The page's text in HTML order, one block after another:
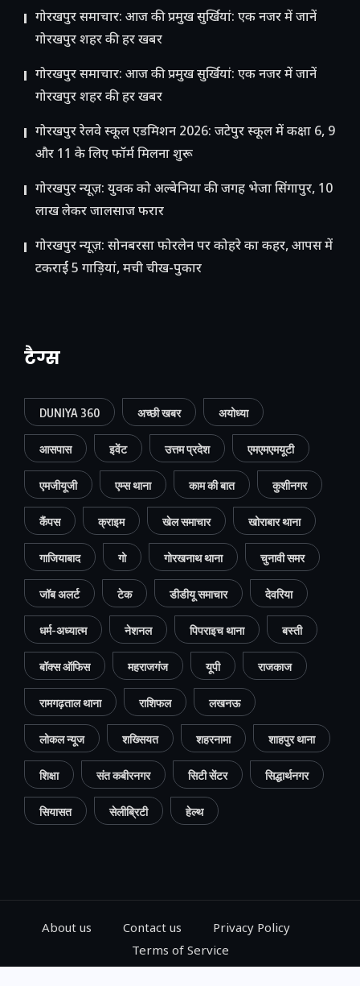
गोरखपुर समाचार: आज की प्रमुख सुर्खियां: एक नजर में जानें
गोरखपुर शहर की हर खबर
गोरखपुर समाचार: आज की प्रमुख सुर्खियां: एक नजर में जानें
गोरखपुर शहर की हर खबर
गोरखपुर रेलवे स्कूल एडमिशन 2026: जटेपुर स्कूल में कक्षा 6, 9
और 11 के लिए फॉर्म मिलना शुरू
गोरखपुर न्यूज़: युवक को अल्बेनिया की जगह भेजा सिंगापुर, 10
लाख लेकर जालसाज फरार
गोरखपुर न्यूज़: सोनबरसा फोरलेन पर कोहरे का कहर, आपस में
टकराईं 5 गाड़ियां, मची चीख-पुकार
टैग्स
DUNIYA 360 अच्छी खबर अयोध्या
आसपास इवेंट उत्तम प्रदेश एमएमएमयूटी
एमजीयूजी एम्स थाना काम की बात कुशीनगर
कैंपस क्राइम खेल समाचार खोराबार थाना
गाजियाबाद गो गोरखनाथ थाना चुनावी समर
जॉब अलर्ट टेक डीडीयू समाचार देवरिया
धर्म-अध्यात्म नेशनल पिपराइच थाना बस्ती
बॉक्स ऑफिस महराजगंज यूपी राजकाज
रामगढ़ताल थाना राशिफल लखनऊ
लोकल न्यूज शख्सियत शहरनामा शाहपुर थाना
शिक्षा संत कबीरनगर सिटी सेंटर सिद्धार्थनगर
सियासत सेलीब्रिटी हेल्थ
About us Contact us
Privacy Policy
Terms of Service